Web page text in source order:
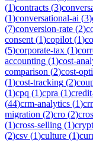
(1)contracts (3)
(1)conversational-ai (3)
(7)conversion-rate (2)
consent (1)copilot (1)
(5)corporate-tax (1)
accounting (1)cost-
comparison (2)cost-
(1)cost-tracking (2)
(1)cpq (1)cpra (1)
(44)crm-analytics (1)
migration (2)cro (2)
(1)cross-selling (1)
(2)csv (1)culture (1)